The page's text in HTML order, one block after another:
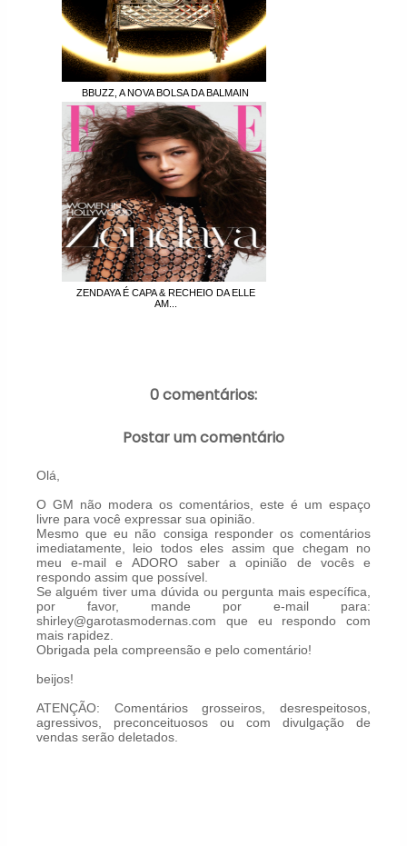
BBUZZ, A NOVA BOLSA DA BALMAIN
ZENDAYA É CAPA & RECHEIO DA ELLE
AM...
0 comentários:
Postar um comentário
Olá,
O GM não modera os comentários, este é um espaço
livre para você expressar sua opinião.
Mesmo que eu não consiga responder os comentários
imediatamente, leio todos eles assim que chegam no
meu e-mail e ADORO saber a opinião de vocês e
respondo assim que possível.
Se alguém tiver uma dúvida ou pergunta mais específica,
por favor, mande por e-mail para:
shirley@garotasmodernas.com que eu respondo com
mais rapidez.
Obrigada pela compreensão e pelo comentário!
beijos!
ATENÇÃO: Comentários grosseiros, desrespeitosos,
agressivos, preconceituosos ou com divulgação de
vendas serão deletados.